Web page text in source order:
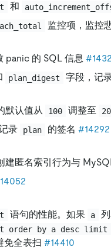
和
监控项，监控
panic 的 SQL 信息
plan_digest 字段，记
默认值从 100 调整至
录 plan 的签名 #14292
建匿名索引行为与
语句的性能。如果 a
order by a desc
免全表扫#14410